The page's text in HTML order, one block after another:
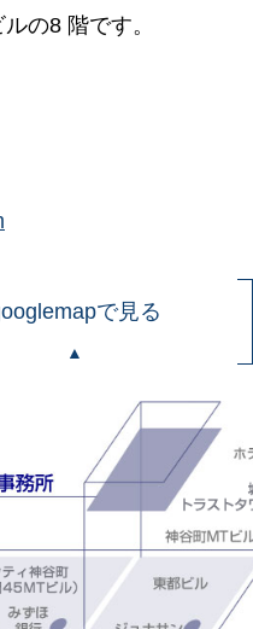
の8 階です。
で見る